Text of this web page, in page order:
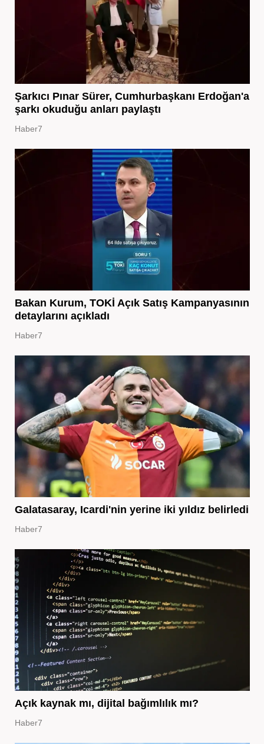
Şarkıcı Pınar Sürer, Cumhurbaşkanı Erdoğan'a
şarkı okuduğu anları paylaştı
Haber7
Bakan Kurum, TOKİ Açık Satış Kampanyasının
detaylarını açıkladı
Haber7
Galatasaray, Icardi'nin yerine iki yıldız belirledi
Haber7
Açık kaynak mı, dijital bağımlılık mı?
Haber7